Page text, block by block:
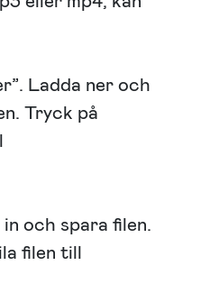
Ladda ner och
Tryck på
in och spara filen.
filen till